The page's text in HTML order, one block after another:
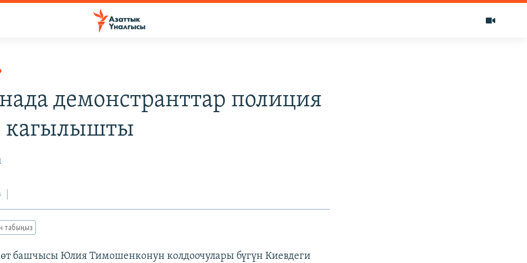
демонстранттар полиция
кагылышты
табыңыз
башчысы Юлия Тимошенконун колдоочулары бүгүн Киевдеги